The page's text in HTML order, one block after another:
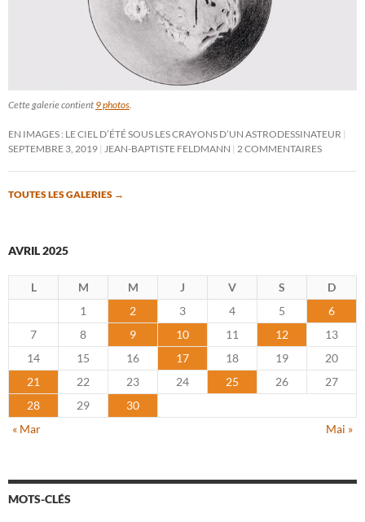
Cette galerie contient 9 photos
EN IMAGES : LE CIEL D’ÉTÉ SOUS LES CRAYONS D’UN ASTRODESSINATEUR
SEPTEMBRE 3, 2019
JEAN-BAPTISTE FELDMANN 2 COMMENTAIRES
TOUTES LES GALERIES →
AVRIL 2025
L M M J V S
D
1
2 3 4 5
6
7
8 9 10 11 12
13
14
15 16 17 18 19
20
21
22 23 24 25 26
27
28
29
30
« Mar
Mai »
MOTS-CLÉS